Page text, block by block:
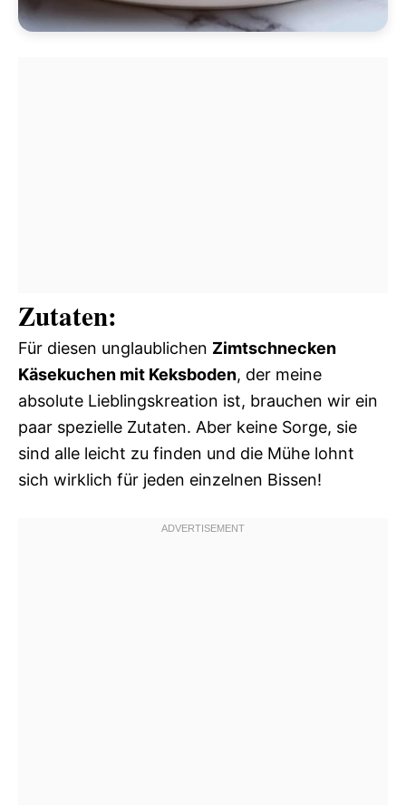
Zutaten:
Für diesen unglaublichen Zimtschnecken
Käsekuchen mit Keksboden, der meine
absolute Lieblingskreation ist, brauchen wir ein
paar spezielle Zutaten. Aber keine Sorge, sie
sind alle leicht zu finden und die Mühe lohnt
sich wirklich für jeden einzelnen Bissen!